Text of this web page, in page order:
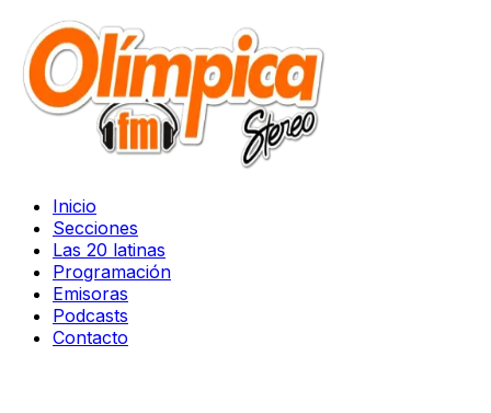
Inicio
Secciones
Las 20 latinas
Programación
Emisoras
Podcasts
Contacto